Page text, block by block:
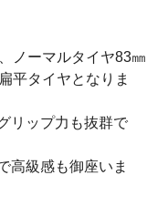
ノーマルタイヤ83㎜
平タイヤとなりま
リップ力も抜群で
高級感も御座いま